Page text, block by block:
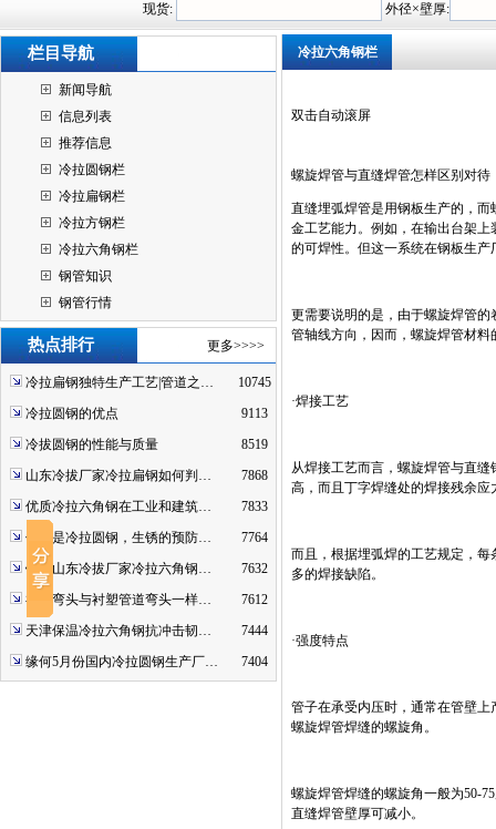
现货: 外径×壁厚:
栏目导航
新闻导航
信息列表
推荐信息
冷拉圆钢栏
冷拉扁钢栏
冷拉方钢栏
冷拉六角钢栏
钢管知识
钢管行情
热点排行 更多>>>>
冷拉扁钢独特生产工艺|管道之…
10745
冷拉圆钢的优点
9113
冷拔圆钢的性能与质量
8519
山东冷拔厂家冷拉扁钢如何判…
7868
优质冷拉六角钢在工业和建筑…
7833
什么是冷拉圆钢，生锈的预防…
7764
钢厂山东冷拔厂家冷拉六角钢…
7632
衬塑弯头与衬塑管道弯头一样…
7612
天津保温冷拉六角钢抗冲击韧…
7444
缘何5月份国内冷拉圆钢生产厂…
7404
冷拉六角钢栏
双击自动滚屏
螺旋焊管与直缝焊管怎样区别对待
直缝埋弧焊管是用钢板生产的，
金工艺能力。例如，在输出台架
的可焊性。但这一系统在钢板生
更需要说明的是，由于螺旋焊管
管轴线方向，因而，螺旋焊管材
·焊接工艺
从焊接工艺而言，螺旋焊管与直
高，而且丁字焊缝处的焊接残余
而且，根据埋弧焊的工艺规定，
多的焊接缺陷。
·强度特点
管子在承受内压时，通常在管壁上
螺旋焊管焊缝的螺旋角。
螺旋焊管焊缝的螺旋角一般为50-
直缝焊管壁厚可减小。